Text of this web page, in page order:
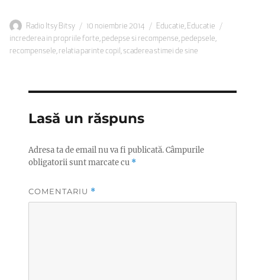
Autor
Radio Itsy Bitsy
Publicat
pe
10 noiembrie 2014 Categorii
Educatie, Educatie
increderea in propriile forte, pedepse si recompense, pedepsele,
recompensele, relatia parinte copil , scaderea stimei de sine
Lasă un răspuns
Adresa ta de email nu va fi publicată.Câmpurile
obligatorii sunt marcate cu *
COMENTARIU *